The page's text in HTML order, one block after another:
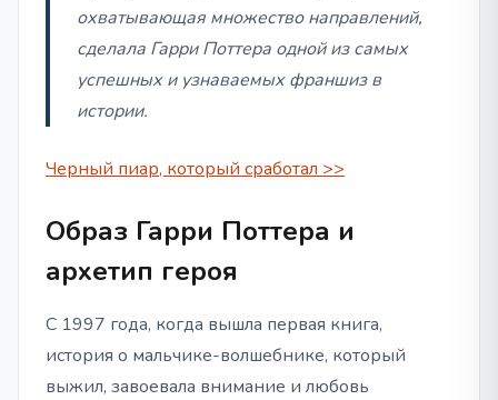
охватывающая множество направлений,
сделала Гарри Поттера одной из самых
успешных и узнаваемых франшиз в
истории.
Черный пиар, который сработал >>
Образ Гарри Поттера и
архетип героя
С 1997 года, когда вышла первая книга,
история о мальчике-волшебнике, который
выжил, завоевала внимание и любовь